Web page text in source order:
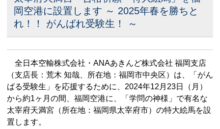
岡空港に設置します ～ 2025年春を勝ちと
れ！！ がんばれ受験生！ ～
全日本空輸株式会社・ANAあきんど株式会社 福岡支店
（支店長：荒木 知哉、所在地：福岡市中央区）は、「がん
ばる受験生」を応援するために、2024年12月23日（月）
から約1ヶ月の間、福岡空港に、「学問の神様」で有名な
太宰府天満宮（所在地：福岡県太宰府市）の特大絵馬を設
置します。